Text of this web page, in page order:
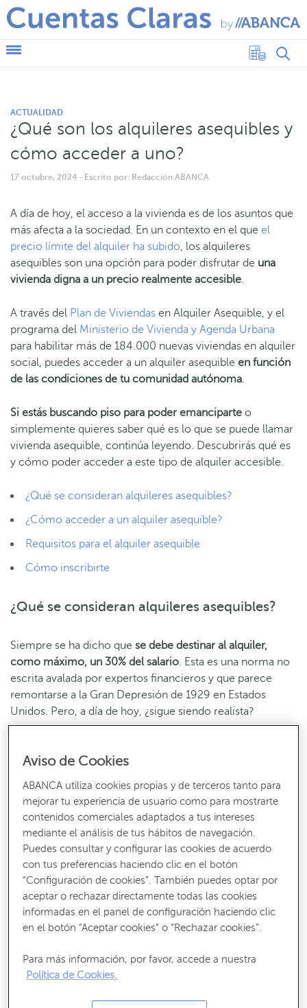
ACTUALIDAD
¿Qué son los alquileres asequibles y
cómo acceder a uno?
17 octubre, 2024 - Escrito por: Redacción ABANCA
A día de hoy, el acceso a la vivienda es de los asuntos que
más afecta a la sociedad. En un contexto en el que el
precio límite del alquiler ha subido, los alquileres
asequibles son una opción para poder disfrutar de una
vivienda digna a un precio realmente accesible.
A través del Plan de Viviendas en Alquiler Asequible, y el
programa del Ministerio de Vivienda y Agenda Urbana
para habilitar más de 184.000 nuevas viviendas en alquiler
social, puedes acceder a un alquiler asequible en función
de las condiciones de tu comunidad autónoma.
Si estás buscando piso para poder emanciparte o
simplemente quieres saber qué es lo que se puede llamar
vivienda asequible, continúa leyendo. Descubrirás qué es
y cómo poder acceder a este tipo de alquiler accesible.
¿Qué se consideran alquileres asequibles?
¿Cómo acceder a un alquiler asequible?
Requisitos para el alquiler asequible
Cómo inscribirte
¿Qué se consideran alquileres asequibles?
Siempre se ha dicho que se debe destinar al alquiler,
como máximo, un 30% del salario. Esta es una norma no
escrita avalada por expertos financieros y que parece
remontarse a la Gran Depresión de 1929 en Estados
Unidos. Pero, a día de hoy, ¿sigue siendo realista?
Recibe nuestros contenidos más útiles
Consejos, claves y ¡todo lo que debes saber para gestionar tus finanzas!
SUSCRÍBETE
Según un análisis delObservatorio de vivienda asequible
“al comparar el coste del alquiler con elsalario mínimo
interprofesionalneto mensual de 2024, se detecta que la
Autónomas”. Por su parte, el portal inmobiliarioFotocasa
comenta que “con un tercio del sueldo, solo se podría
alquilar una vivienda de 54 metros cuadrados, es decir, 26
Aviso de Cookies
ABANCA utiliza cookies propias y de terceros tanto para
mejorar tu experiencia de usuario como para mostrarte
contenidos comerciales adaptados a tus intereses
mediante el análisis de tus hábitos de navegación.
Puedes consultar y configurar las cookies de acuerdo
con tus preferencias haciendo clic en el botón
“Configuración de cookies”. También puedes optar por
aceptar o rechazar directamente todas las cookies
informadas en el panel de configuración haciendo clic
en el botón “Aceptar cookies” o “Rechazar cookies”.
Para más información, por favor, accede a nuestra
Política de Cookies.